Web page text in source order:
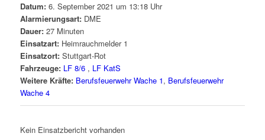
Datum:6. September 2021 um 13:18 Uhr
Alarmierungsart:DME
Dauer:27 Minuten
Einsatzart:Heimrauchmelder 1
Einsatzort:Stuttgart-Rot
Fahrzeuge: LF 8/6 , LF KatS
Weitere Kräfte: Berufsfeuerwehr Wache 1, Berufsfeuerwehr
Wache 4
Kein Einsatzbericht vorhanden